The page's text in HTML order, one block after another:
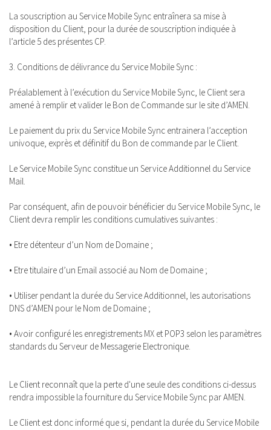
La souscription au Service Mobile Sync entraînera sa mise à
disposition du Client, pour la durée de souscription indiquée à
l’article 5 des présentes CP.
3. Conditions de délivrance du Service Mobile Sync :
Préalablement à l’exécution du Service Mobile Sync, le Client sera
amené à remplir et valider le Bon de Commande sur le site d’AMEN.
Le paiement du prix du Service Mobile Sync entrainera l’acception
univoque, exprès et définitif du Bon de commande par le Client.
Le Service Mobile Sync constitue un Service Additionnel du Service
Mail.
Par conséquent, afin de pouvoir bénéficier du Service Mobile Sync, le
Client devra remplir les conditions cumulatives suivantes :
• Etre détenteur d’un Nom de Domaine ;
• Etre titulaire d’un Email associé au Nom de Domaine ;
• Utiliser pendant la durée du Service Additionnel, les autorisations
DNS d’AMEN pour le Nom de Domaine ;
• Avoir configuré les enregistrements MX et POP3 selon les paramètres
standards du Serveur de Messagerie Electronique.
Le Client reconnaît que la perte d'une seule des conditions ci-dessus
rendra impossible la fourniture du Service Mobile Sync par AMEN.
Le Client est donc informé que si, pendant la durée du Service Mobile